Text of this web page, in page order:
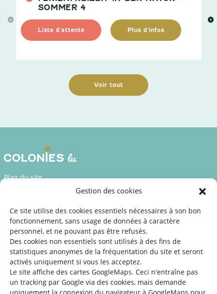
Gestion des cookies
Ce site utilise des cookies essentiels nécessaires à son bon
fonctionnement, sans usage de données à caractère
personnel, et ne pouvant pas être refusés.
Des cookies non essentiels sont utilisés à des fins de
statistiques anonymes de la fréquentation du site et seront
activés uniquement si vous les acceptez.
Le site affiche des cartes GoogleMaps. Ceci n'entraîne pas
un tracking par Google via des cookies, mais demande
SOMMER 4
Liste d'attente Plus d'infos
Voir tout
Plan du site
Déclaration d’accessibilité
Mentions légales
©2026 SNJ
Une offre du